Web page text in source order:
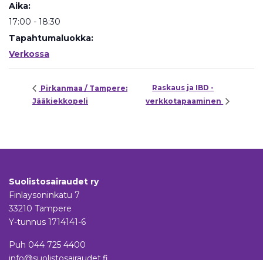
Aika:
17:00 - 18:30
Tapahtumaluokka:
Verkossa
Pirkanmaa / Tampere:
Jääkiekkopeli
Raskaus ja IBD -
verkkotapaaminen
Suolistosairaudet ry
Finlaysoninkatu 7
33210 Tampere
Y-tunnus 1714141-6
Puh 044 725 4400